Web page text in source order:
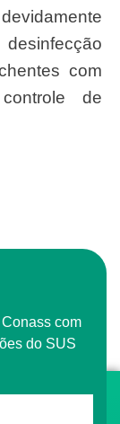
com
de
do SUS